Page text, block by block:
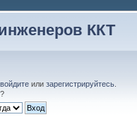
ККТ
войдитеили зарегистрируйтесь.
?